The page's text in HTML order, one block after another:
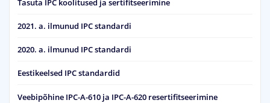
2021. a. ilmunud IPC standardi
2020. a. ilmunud IPC standardi
Eestikeelsed IPC standardid
Veebipõhine IPC-A-610 ja IPC-A-620 resertifitseerimine